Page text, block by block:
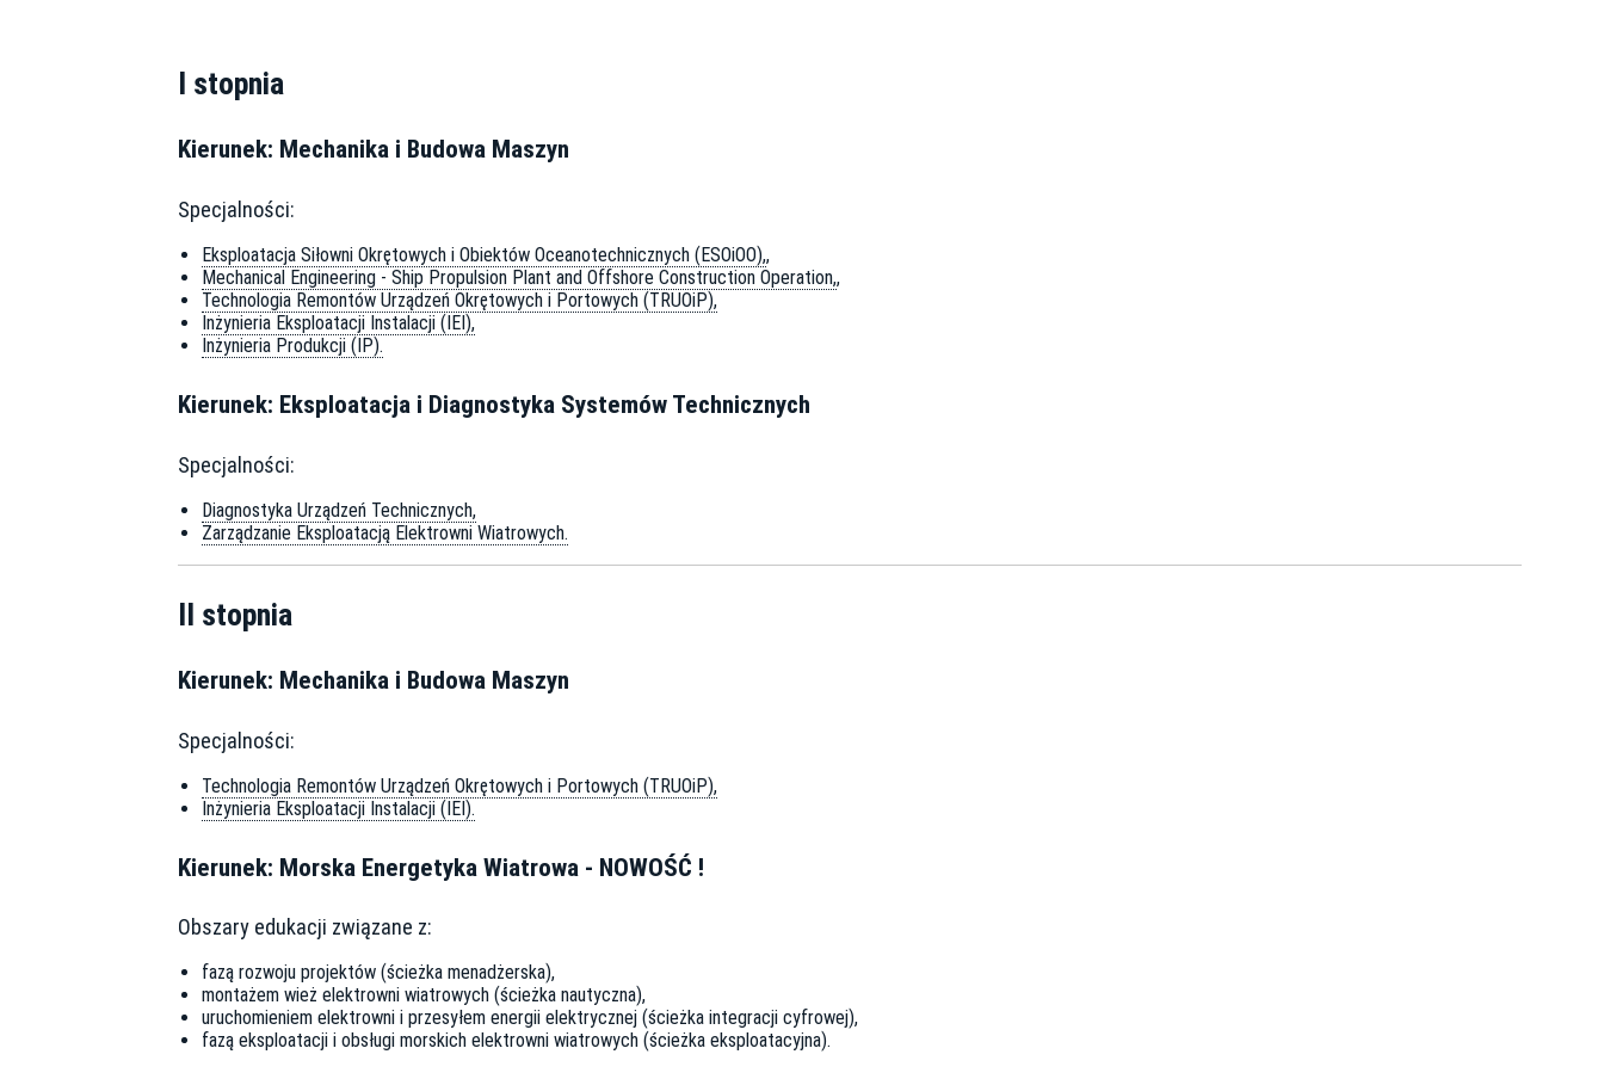
I stopnia
Kierunek: Mechanika i Budowa Maszyn
Specjalności:
Eksploatacja Siłowni Okrętowych i Obiektów Oceanotechnicznych (ESOiOO),,
Mechanical Engineering - Ship Propulsion Plant and Offshore Construction Operation,,
Technologia Remontów Urządzeń Okrętowych i Portowych (TRUOiP),
Inżynieria Eksploatacji Instalacji (IEI),
Inżynieria Produkcji (IP).
Kierunek: Eksploatacja i Diagnostyka Systemów Technicznych
Specjalności:
Diagnostyka Urządzeń Technicznych,
Zarządzanie Eksploatacją Elektrowni Wiatrowych.
II stopnia
Kierunek: Mechanika i Budowa Maszyn
Specjalności:
Technologia Remontów Urządzeń Okrętowych i Portowych (TRUOiP),
Inżynieria Eksploatacji Instalacji (IEI).
Kierunek: Morska Energetyka Wiatrowa - NOWOŚĆ !
Obszary edukacji związane z:
fazą rozwoju projektów (ścieżka menadżerska),
montażem wież elektrowni wiatrowych (ścieżka nautyczna),
uruchomieniem elektrowni i przesyłem energii elektrycznej (ścieżka integracji cyfrowej),
fazą eksploatacji i obsługi morskich elektrowni wiatrowych (ścieżka eksploatacyjna).